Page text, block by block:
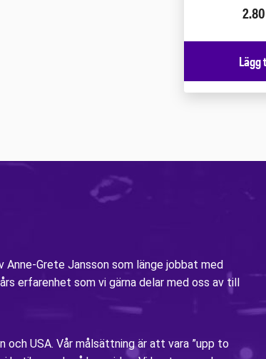
2.80
Grete Jansson som länge jobbat med
erfarenhet som vi gärna delar med oss av till
USA. Vår målsättning är att vara ”upp to